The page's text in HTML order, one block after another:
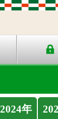
ログイン
2018年 2017年
2013年 2012年